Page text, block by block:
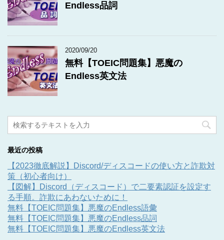
Endless品詞
2020/09/20
無料【TOEIC問題集】悪魔の
Endless英文法
最近の投稿
【2023徹底解説】Discord/ディスコードの使い方と詐欺対
策（初心者向け）
【図解】Discord（ディスコード）で二要素認証を設定す
る手順。詐欺にあわないために！
無料【TOEIC問題集】悪魔のEndless語彙
無料【TOEIC問題集】悪魔のEndless品詞
無料【TOEIC問題集】悪魔のEndless英文法